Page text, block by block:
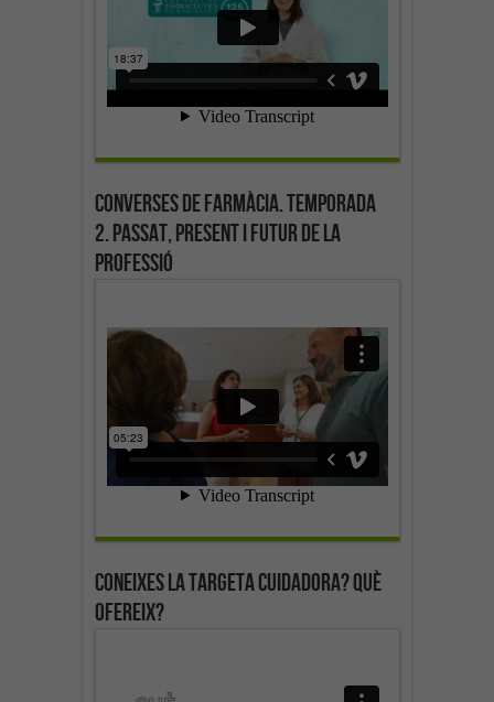
Converses de farmàcia. Temporada
2. Passat, present i futur de la
professió
Coneixes la targeta cuidadora? Què
ofereix?